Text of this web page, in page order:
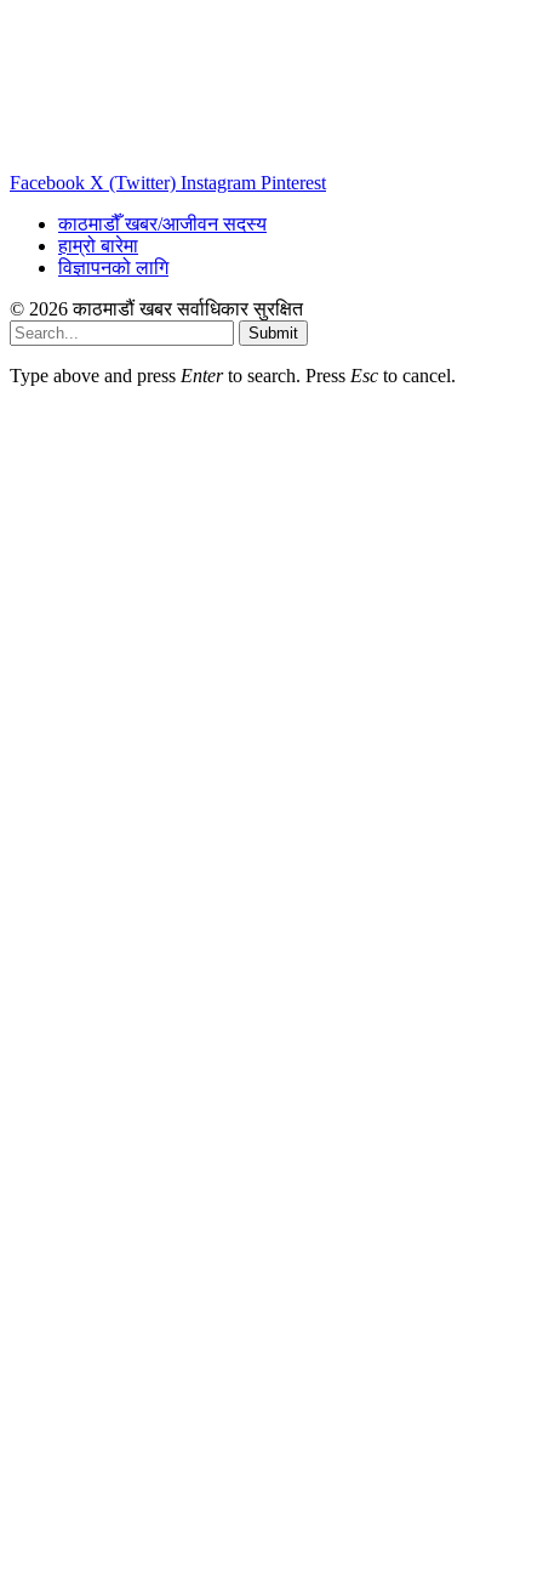
Facebook X (Twitter) Instagram Pinterest
काठमाडौँ खबर/आजीवन सदस्य
हाम्रो बारेमा
विज्ञापनको लागि
© 2026 काठमाडौं खबर सर्वाधिकार सुरक्षित
Submit
Type above and press Enterto search. Press Esc to cancel.